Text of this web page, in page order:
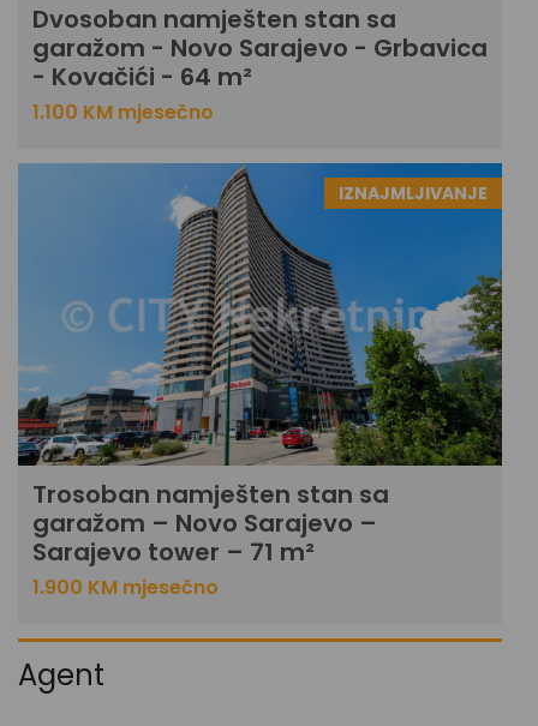
Dvosoban namješten stan sa
garažom - Novo Sarajevo - Grbavica
- Kovačići - 64 m²
1.100 KM mjesečno
IZNAJMLJIVANJE
Trosoban namješten stan sa
garažom – Novo Sarajevo –
Sarajevo tower – 71 m²
1.900 KM mjesečno
Agent